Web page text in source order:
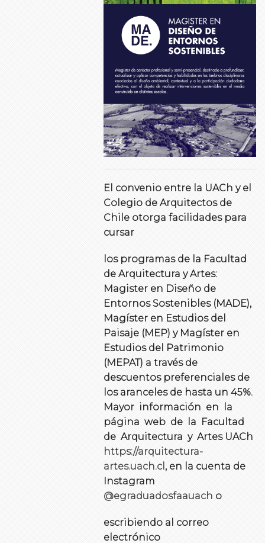
El convenio entre la UACh y el
Colegio de Arquitectos de
Chile otorga facilidades para
cursar
los programas de la Facultad
de Arquitectura y Artes:
Magister en Diseño de
Entornos Sostenibles (MADE),
Magíster en Estudios del
Paisaje (MEP) y Magíster en
Estudios del Patrimonio
(MEPAT) a través de
descuentos preferenciales de
los aranceles de hasta un 45%.
Mayor información en la
página web de la Facultad
de Arquitectura y Artes UACh
https://arquitectura-
artes.uach.cl , en la cuenta de
Instagram
@egraduadosfaauach o
escribiendo al correo
electrónico